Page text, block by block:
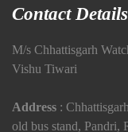
Contact Details
M/s Chhattisgarh
Vishu Tiwari
Address :
old bus stand, Pandri,